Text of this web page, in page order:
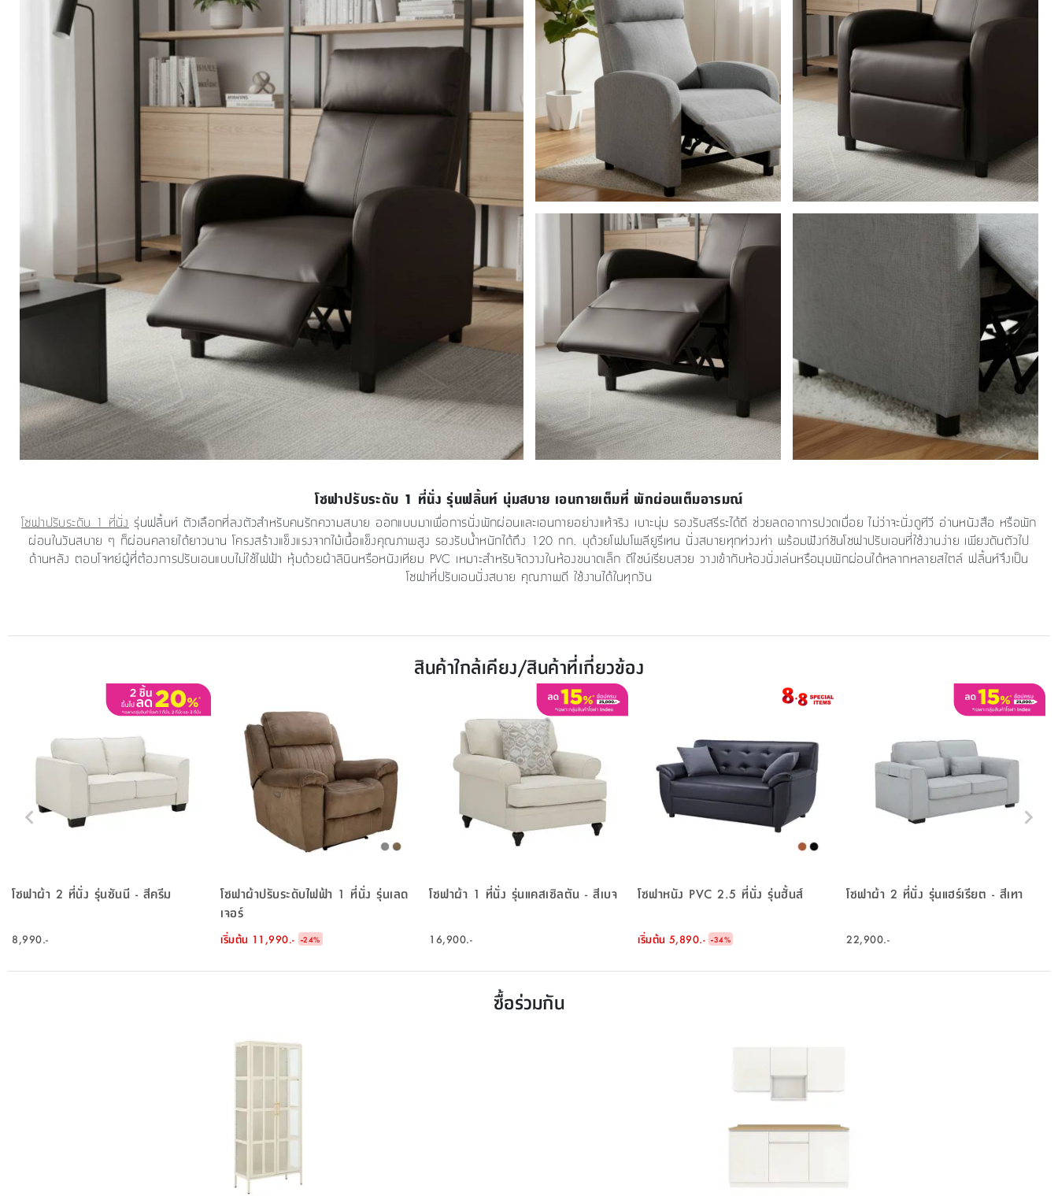
โซฟาปรับระดับ 1 ที่นั่ง รุ่นฟลิ้นท์ นุ่มสบาย เอนกายเต็มที่ พักผ่อนเต็มอารมณ์
โซฟาปรับระดับ 1 ที่นั่ง รุ่นฟลิ้นท์ ตัวเลือกที่ลงตัวสำหรับคนรักความสบาย ออกแบบมาเพื่อการนั่งพักผ่อนและเอนกายอย่างแท้จริง เบาะนุ่ม รองรับสรีระได้ดี ช่วยลดอาการปวดเมื่อย ไม่ว่าจะนั่งดูทีวี อ่านหนังสือ หรือพัก
ผ่อนในวันสบาย ๆ ก็ผ่อนคลายได้ยาวนาน โครงสร้างแข็งแรงจากไม้เนื้อแข็งคุณภาพสูง รองรับน้ำหนักได้ถึง 120 กก. บุด้วยโฟมโพลียูรีเทน นั่งสบายทุกท่วงท่า พร้อมฟังก์ชันโซฟาปรับเอนที่ใช้งานง่าย เพียงดันตัวไป
ด้านหลัง ตอบโจทย์ผู้ที่ต้องการปรับเอนแบบไม่ใช้ไฟฟ้า หุ้มด้วยผ้าลินินหรือหนังเทียม PVC เหมาะสำหรับจัดวางในห้องขนาดเล็ก ดีไซน์เรียบสวย วางเข้ากับห้องนั่งเล่นหรือมุมพักผ่อนได้หลากหลายสไตล์ ฟลิ้นท์จึงเป็น
โซฟาที่ปรับเอนนั่งสบาย คุณภาพดี ใช้งานได้ในทุกวัน
สินค้าใกล้เคียง/สินค้าที่เกี่ยวข้อง
โซฟาผ้า 2 ที่นั่ง รุ่นซันนี - สีครีม
8,990.-
โซฟาผ้าปรับระดับไฟฟ้า 1 ที่นั่ง รุ่นเลด
เจอร์
เริ่มต้น 11,990.- -24%
โซฟาผ้า 1 ที่นั่ง รุ่นแคสเซิลตัน - สีเบจ
16,900.-
โซฟาหนัง PVC 2.5 ที่นั่ง รุ่นฮั้นส์
เริ่มต้น 5,890.- -34%
โซฟาผ้า 2 ที่นั่ง รุ่นแฮร์เรียต - สีเทา
22,900.-
ซื้อร่วมกัน